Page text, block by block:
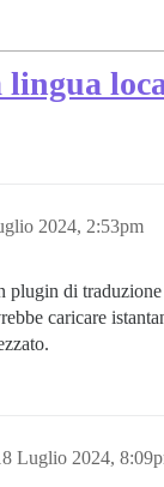
lingua
2024, 2:53pm
plugin di
caricare
Luglio 2024,